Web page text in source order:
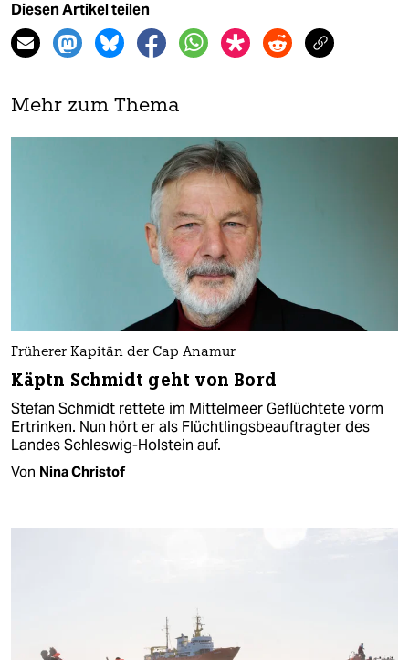
Diesen Artikel teilen
Mehr zum Thema
Früherer Kapitän der Cap Anamur
Käptn Schmidt geht von Bord
Stefan Schmidt rettete im Mittelmeer Geflüchtete vorm
Ertrinken. Nun hört er als Flüchtlingsbeauftragter des
Landes Schleswig-Holstein auf.
Von Nina Christof